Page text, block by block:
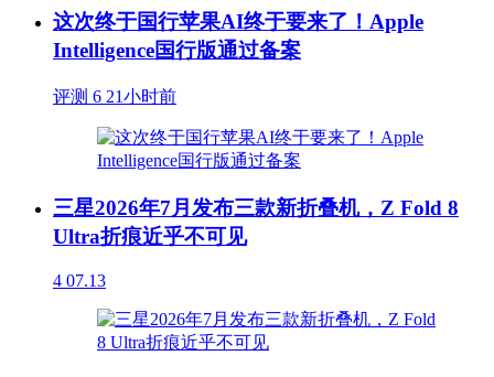
这次终于国行苹果AI终于要来了！Apple
Intelligence国行版通过备案
评测 6 21小时前
三星2026年7月发布三款新折叠机，Z Fold 8
Ultra折痕近乎不可见
4 07.13